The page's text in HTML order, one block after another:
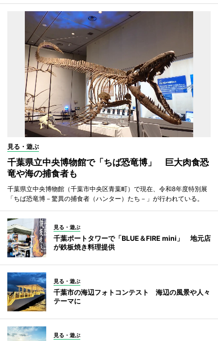
見る・遊ぶ
千葉県立中央博物館で「ちば恐竜博」 巨大肉食恐
竜や海の捕食者も
千葉県立中央博物館（千葉市中央区青葉町）で現在、令和8年度特別展
「ちば恐竜博－驚異の捕食者（ハンター）たち－」が行われている。
見る・遊ぶ
千葉ポートタワーで「BLUE＆FIRE mini」 地元店
が鉄板焼き料理提供
見る・遊ぶ
千葉市の海辺フォトコンテスト 海辺の風景や人々
テーマに
見る・遊ぶ